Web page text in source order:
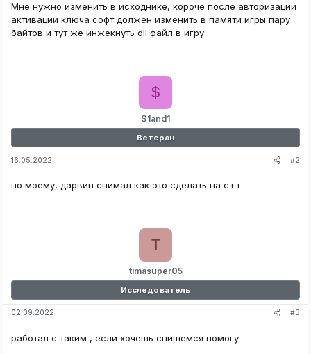
Мне нужно изменить в исходнике, короче после авторизации
активации ключа софт должен изменить в памяти игры пару
байтов и тут же инжекнуть dll файл в игру
$1and1
$
Ветеран
16.05.2022 #2
по моему, дарвин снимал как это сделать на c++
timasuper05
T
Исследователь
02.09.2022 #3
работал с таким , если хочешь спишемся помогу